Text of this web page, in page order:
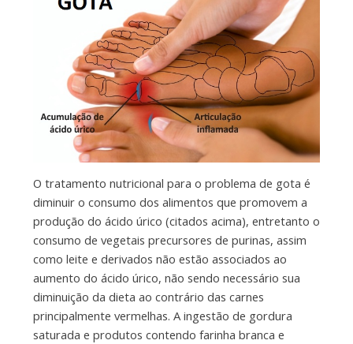
O tratamento nutricional para o problema de gota é
diminuir o consumo dos alimentos que promovem a
produção do ácido úrico (citados acima), entretanto o
consumo de vegetais precursores de purinas, assim
como leite e derivados não estão associados ao
aumento do ácido úrico, não sendo necessário sua
diminuição da dieta ao contrário das carnes
principalmente vermelhas. A ingestão de gordura
saturada e produtos contendo farinha branca e